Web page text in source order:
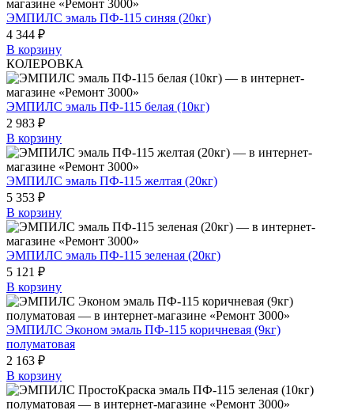
ЭМПИЛС эмаль ПФ-115 синяя (20кг)
4 344 ₽
В корзину
КОЛЕРОВКА
ЭМПИЛС эмаль ПФ-115 белая (10кг)
2 983 ₽
В корзину
ЭМПИЛС эмаль ПФ-115 желтая (20кг)
5 353 ₽
В корзину
ЭМПИЛС эмаль ПФ-115 зеленая (20кг)
5 121 ₽
В корзину
ЭМПИЛС Эконом эмаль ПФ-115 коричневая (9кг)
полуматовая
2 163 ₽
В корзину